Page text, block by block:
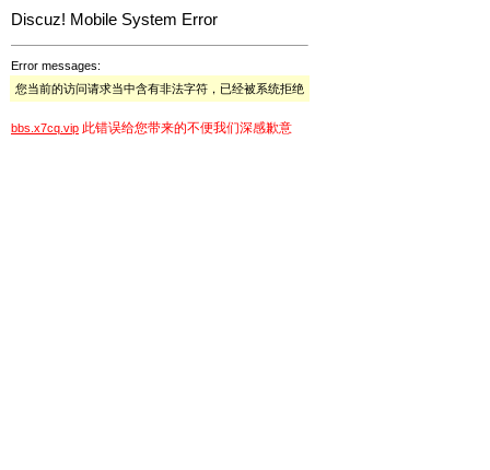
Discuz! Mobile System Error
Error messages:
您当前的访问请求当中含有非法字符，已经被系统拒绝
bbs.x7cq.vip 此错误给您带来的不便我们深感歉意